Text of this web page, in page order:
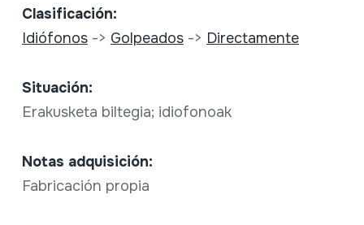
Clasificación:
Idiófonos-> Golpeados-> Directamente
Situación:
Erakusketa biltegia; idiofonoak
Notas adquisición:
Fabricación propia